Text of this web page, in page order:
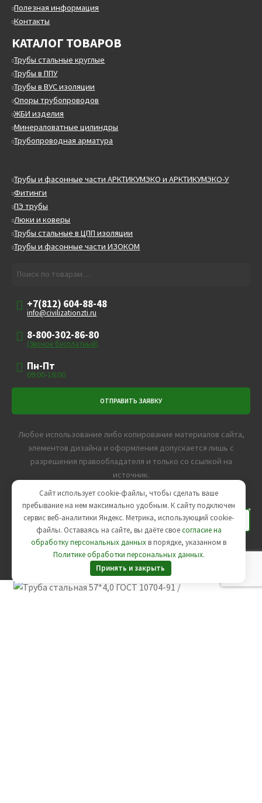
Полезная информация
Контакты
КАТАЛОГ ТОВАРОВ
Трубы стальные круглые
Трубы в ППУ
Трубы в ВУС изоляции
Опоры трубопроводов
ЖБИ изделия
Минераловатные цилиндры
Трубопроводная арматура
Трубы и фасонные части АРКТИКУМЭКО и АРКТИКУМЭКО-У
Фитинги
ПЭ трубы
Люки и коверы
Трубы стальные в ЦПП изоляции
Трубы и фасонные части ИЗОКОМ
+7(812) 604-88-48
info@civilizationzti.ru
8-800-302-86-80
(Звонок бесплатный)
Пн-Пт
09:00-18:00
Любое использование либо копирование материалов сайта,
элементов дизайна и оформления допускается лишь с
разрешения правообладателя и только со ссылкой на
источник.
Пользовательское соглашение
конфиденциальности
Агентство интернет-маркетинга -SeoУслуга
Сайт использует cookie-файлы, чтобы сделать ваше
пребывание на нем максимально удобным. К cайту подключен
сервис веб-аналитики Яндекс. Метрика, использующий cookie-
файлы. Оставаясь на сайте, вы даёте своесогласие на
обработку персональных данныхв порядке, указанном в
Политике обработки персональных данных.
Принять и закрыть